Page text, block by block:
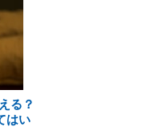
る？
はい